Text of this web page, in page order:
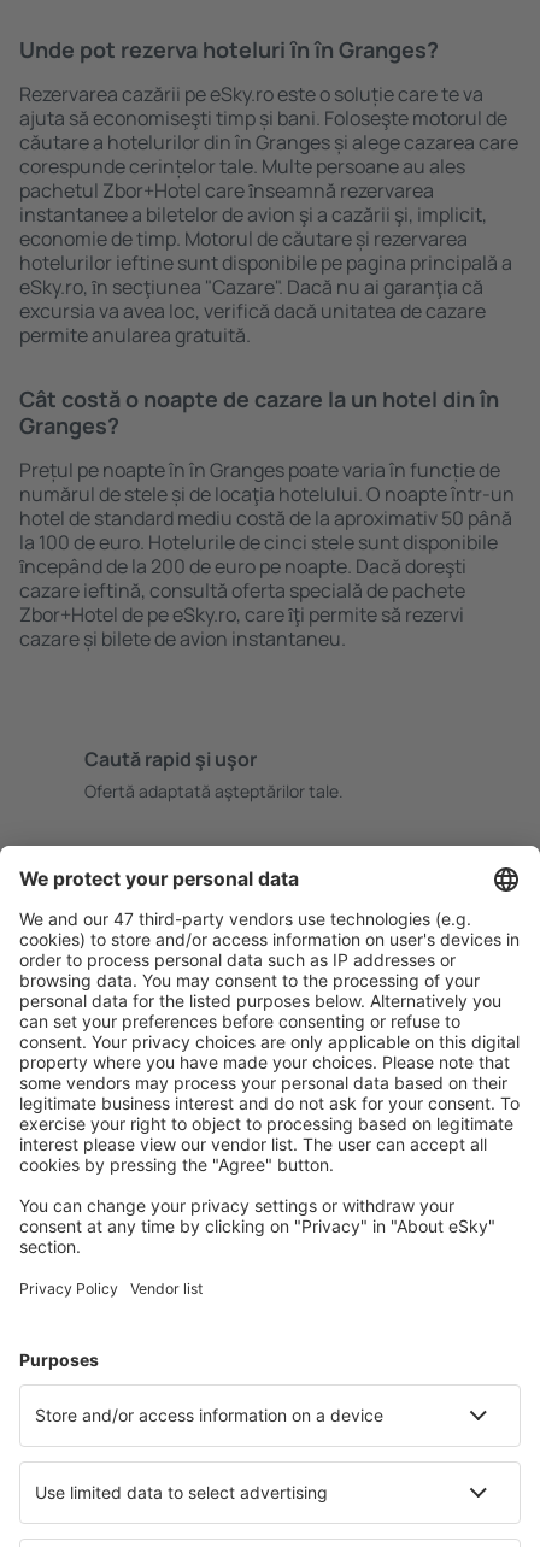
Unde pot rezerva hoteluri ȋn în Granges?
Rezervarea cazării pe eSky.ro este o soluție care te va
ajuta să economiseşti timp și bani. Foloseşte motorul de
căutare a hotelurilor din în Granges și alege cazarea care
corespunde cerințelor tale. Multe persoane au ales
pachetul Zbor+Hotel care ȋnseamnă rezervarea
instantanee a biletelor de avion şi a cazării şi, implicit,
economie de timp. Motorul de căutare și rezervarea
hotelurilor ieftine sunt disponibile pe pagina principală a
eSky.ro, ȋn secţiunea "Cazare". Dacă nu ai garanţia că
excursia va avea loc, verifică dacă unitatea de cazare
permite anularea gratuită.
Cât costă o noapte de cazare la un hotel din în
Granges?
Prețul pe noapte în în Granges poate varia în funcție de
numărul de stele și de locaţia hotelului. O noapte într-un
hotel de standard mediu costă de la aproximativ 50 până
la 100 de euro. Hotelurile de cinci stele sunt disponibile
ȋncepând de la 200 de euro pe noapte. Dacă doreşti
cazare ieftină, consultă oferta specială de pachete
Zbor+Hotel de pe eSky.ro, care ȋţi permite să rezervi
cazare și bilete de avion instantaneu.
Caută rapid şi uşor
Ofertă adaptată aşteptărilor tale.
Rezervare fără griji cu opțiune gratuită de anulare.
Economiseşte mai mult
Prețuri atractive și oferte speciale pentru utilizatorii
conectați.
Cazarea preferată
Alege din peste 1,3 mil. de opţiuni: hoteluri, cabane,
apartamente și altele.
Cele mai căutate hoteluri de către utilizatorii eSky
Hoteluri în Elveţia - Orașe populare
Hoteluri în Lugano
Hoteluri în Nendaz Hoteluri în Grachen
Hoteluri în Lauterbrunnen Hoteluri în Villars-sur-Ollon
Hoteluri în Mendrisio Hoteluri în San Nazzaro